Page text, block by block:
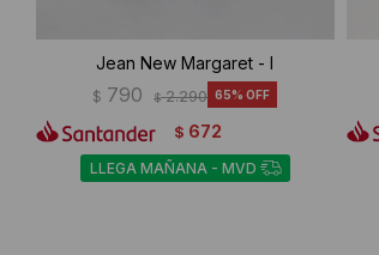
Jean New Margaret - I
$ 790 $ 2.290 65
$ 672
LLEGA MAÑANA - MVD